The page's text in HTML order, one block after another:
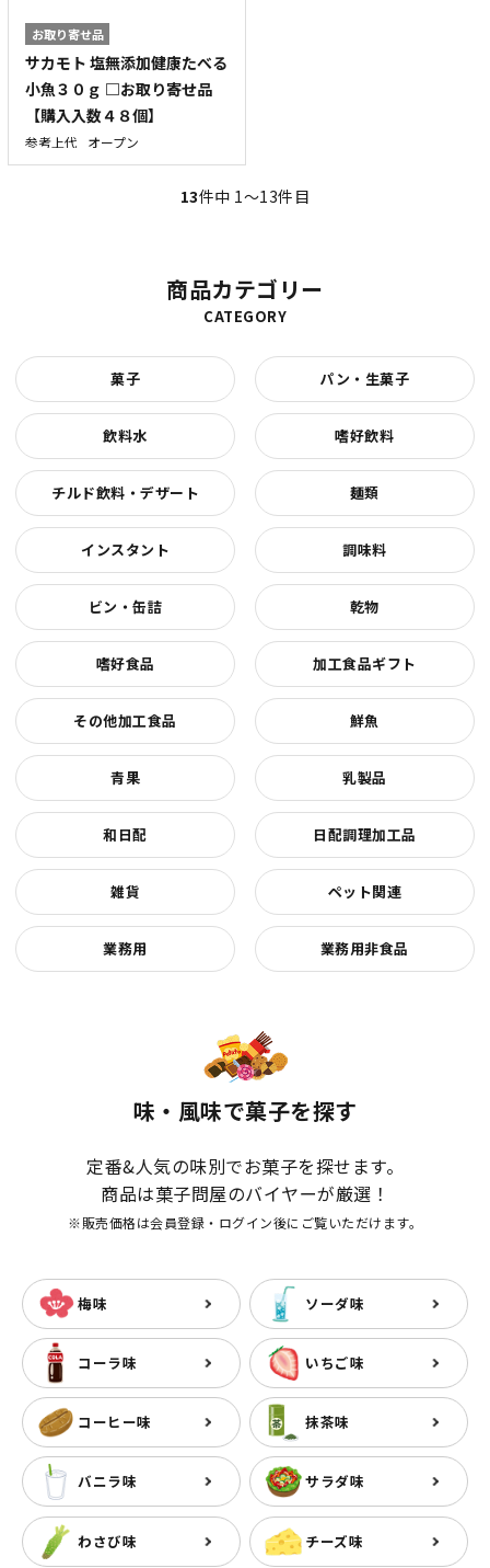
お取り寄せ品
サカモト 塩無添加健康たべる
小魚３０ｇ □お取り寄せ品
【購入入数４８個】
参考上代 オープン
13件中 1〜13件目
商品カテゴリー
CATEGORY
菓子 パン・生菓子
飲料水 嗜好飲料
チルド飲料・デザート 麺類
インスタント 調味料
ビン・缶詰 乾物
嗜好食品 加工食品ギフト
その他加工食品 鮮魚
青果 乳製品
和日配 日配調理加工品
雑貨 ペット関連
業務用 業務用非食品
味・風味で菓子を探す
定番&人気の味別でお菓子を探せます。
商品は菓子問屋のバイヤーが厳選！
※販売価格は会員登録・ログイン後にご覧いただけます。
梅味 ソーダ味
コーラ味 いちご味
コーヒー味 抹茶味
バニラ味 サラダ味
わさび味 チーズ味